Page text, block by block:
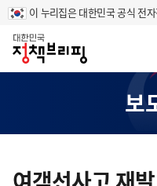
이 누리집은 대한민국 공식 전
홈
보
텐